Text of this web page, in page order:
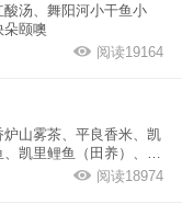
汤、舞阳河小干鱼小
颐噢
阅读19164
山雾茶、平良香米、凯
凯里鲤鱼（田养）、龙
阅读18974